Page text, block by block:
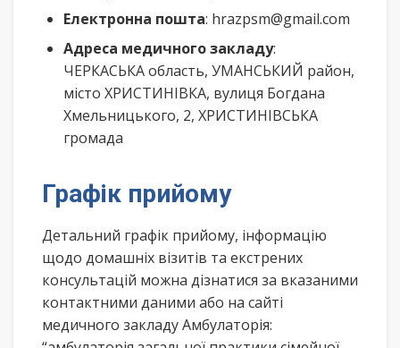
Електронна пошта: hrazpsm@gmail.com
Адреса медичного закладу:
ЧЕРКАСЬКА область, УМАНСЬКИЙ район,
місто ХРИСТИНІВКА, вулиця Богдана
Хмельницького, 2, ХРИСТИНІВСЬКА
громада
Графік прийому
Детальний графік прийому, інформацію
щодо домашніх візитів та екстрених
консультацій можна дізнатися за вказаними
контактними даними або на сайті
медичного закладу Амбулаторія: